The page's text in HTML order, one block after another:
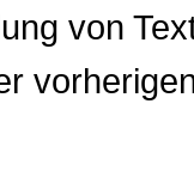
von